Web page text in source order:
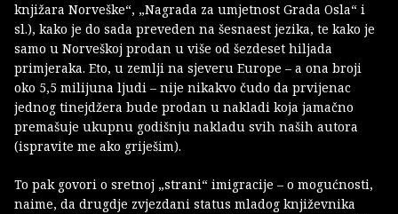
knjižara Norveške“, „Nagrada za umjetnost Grada Osla“ i
sl.), kako je do sada preveden na šesnaest jezika, te kako je
samo u Norveškoj prodan u više od šezdeset hiljada
primjeraka. Eto, u zemlji na sjeveru Europe – a ona broji
oko 5,5 milijuna ljudi – nije nikakvo čudo da prvijenac
jednog tinejdžera bude prodan u nakladi koja jamačno
premašuje ukupnu godišnju nakladu svih naših autora
(ispravite me ako griješim).
To pak govori o sretnoj „strani“ imigracije – o mogućnosti,
naime, da drugdje zvjezdani status mladog književnika